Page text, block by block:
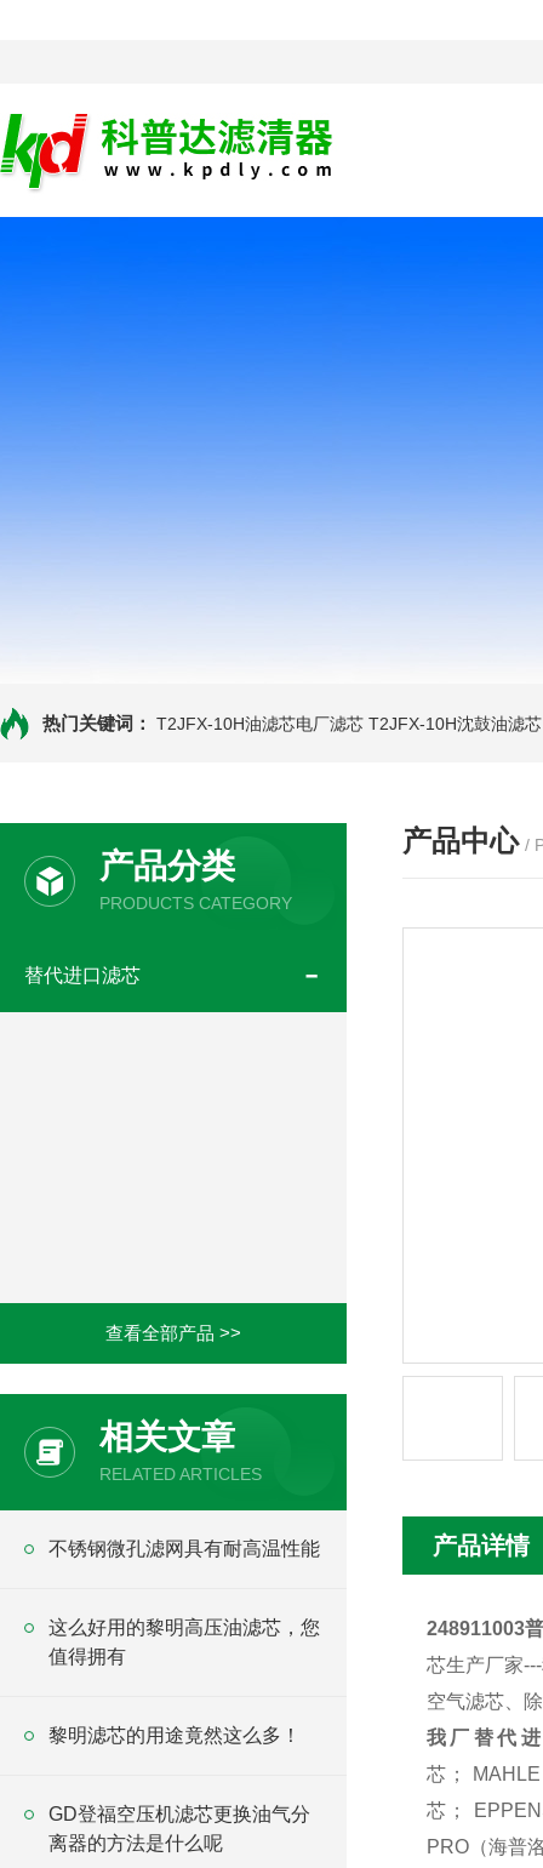
热门关键词： T2JFX-10H油滤芯电厂滤芯 T2JFX-10H沈鼓油滤芯
产品分类
PRODUCTS CATEGORY
替代进口滤芯
查看全部产品 >>
相关文章
RELATED ARTICLES
不锈钢微孔滤网具有耐高温性能
这么好用的黎明高压油滤芯，您
值得拥有
黎明滤芯的用途竟然这么多！
GD登福空压机滤芯更换油气分
离器的方法是什么呢
产品中心 /
产品详情
248911003
芯生产厂家
空气滤芯、
我厂替代
芯 ； MAHLE
芯 ；
PRO（海普